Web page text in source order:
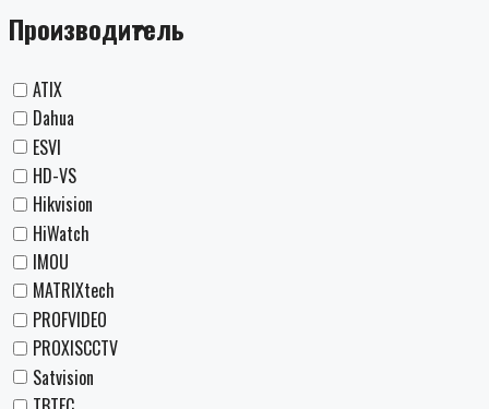
Производитель
ATIX
Dahua
ESVI
HD-VS
Hikvision
HiWatch
IMOU
MATRIXtech
PROFVIDEO
PROXISCCTV
Satvision